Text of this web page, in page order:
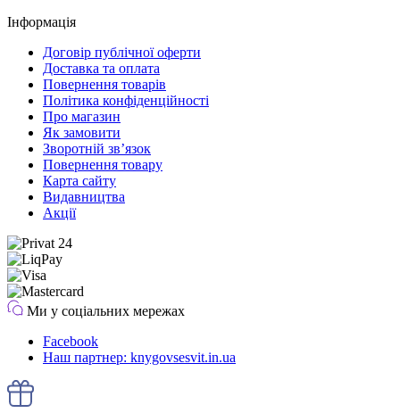
Інформація
Договір публічної оферти
Доставка та оплата
Повернення товарів
Політика конфіденційності
Про магазин
Як замовити
Зворотній зв’язок
Повернення товару
Карта сайту
Видавництва
Акції
Ми у соціальних мережах
Facebook
Наш партнер: knygovsesvit.in.ua